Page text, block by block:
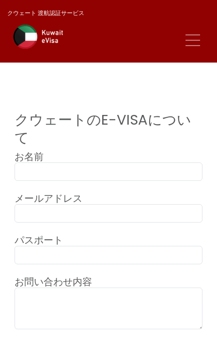
クウェート 渡航認証サービス
クウェートのE-VISAについ
て
お名前
メールアドレス
パスポート
お問い合わせ内容